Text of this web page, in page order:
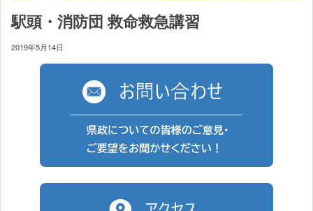
駅頭・消防団 救命救急講習
2019年5月14日